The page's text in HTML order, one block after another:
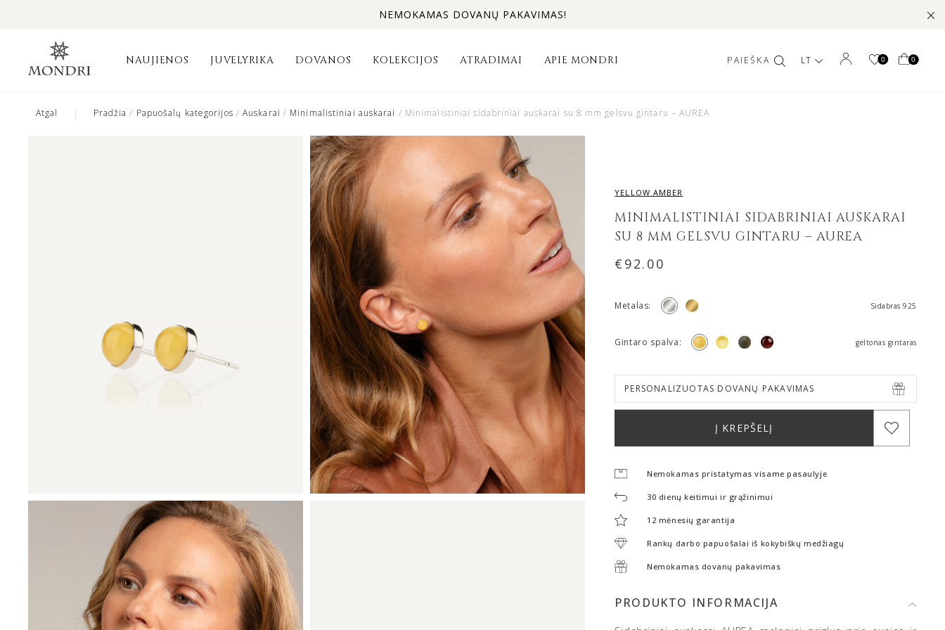
NEMOKAMAS DOVANŲ PAKAVIMAS!
NAUJIENOS JUVELYRIKA DOVANOS KOLEKCIJOS ATRADIMAI APIE MONDRI LT 0 0
Atgal | Pradžia / Papuošalų kategorijos /Auskarai / Minimalistiniai auskarai / Minimalistiniai sidabriniai auskarai su 8 mm gelsvu gintaru – AUREA
YELLOW AMBER
MINIMALISTINIAI SIDABRINIAI AUSKARAI
SU 8 MM GELSVU GINTARU – AUREA
€ 92.00
Metalas: Sidabras 925
Gintaro spalva: geltonas gintaras
PERSONALIZUOTAS DOVANŲ PAKAVIMAS
Į KREPŠELĮ
Nemokamas pristatymas visame pasaulyje
30 dienų keitimui ir grąžinimui
12 mėnesių garantija
Rankų darbo papuošalai iš kokybiškų medžiagų
Nemokamas dovanų pakavimas
PRODUKTO INFORMACIJA